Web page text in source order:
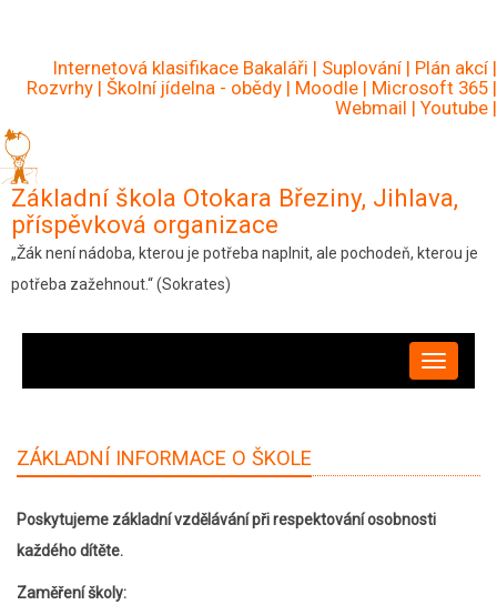
hlavnímuInternetová klasifikace Bakaláři | Suplování | Plán akcí |
Rozvrhy | Školní jídelna - obědy | Moodle | Microsoft 365 |
Webmail | Youtube |
Základní škola Otokara Březiny, Jihlava,
příspěvková organizace
„Žák není nádoba, kterou je potřeba naplnit, ale pochodeň, kterou je
potřeba zažehnout.“ (Sokrates)
ZÁKLADNÍ INFORMACE O ŠKOLE
Poskytujeme základní vzdělávání při respektování osobnosti
každého dítěte.
Zaměření školy: